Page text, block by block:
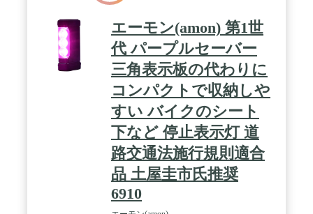
LED：274灯/40.4W。照度(lx)強：550/中：300/弱：
150※光源から距離1ｍでの数値｡ / 1充電連続使用時
間[作業量](目安):BL4080F[バッテリ2本使用時]強：
約13時間/中：約23時間/弱：約43時間、BL4025[バッ
テリ2本使用時]強：約4時間/中：約7時間/弱：約13
時間、BL1860B[バッテリ2本使用時]強：約4時間30
分/中：約8時間30分/弱：約16時間※数値は参考値で
す。バッテリの充電状態や作業条件によって異なり
ます。 / 本機寸法:長さ490mm×幅490mm×高さ
814mm。質量：14.1kg※バッテリ･コード除く
エーモン(amon) 第1世
代 パープルセーバー
三角表示板の代わりに
コンパクトで収納しや
すい バイクのシート
下など 停止表示灯 道
路交通法施行規則適合
品 土屋圭市氏推奨
6910